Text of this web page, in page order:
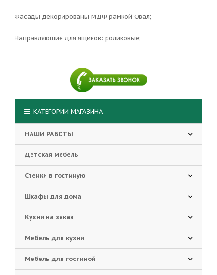
Фасады декорированы МДФ рамкой Овал;
Направляющие для ящиков: роликовые;
КАТЕГОРИИ МАГАЗИНА
НАШИ РАБОТЫ
Детская мебель
Стенки в гостиную
Шкафы для дома
Кухни на заказ
Мебель для кухни
Мебель для гостиной